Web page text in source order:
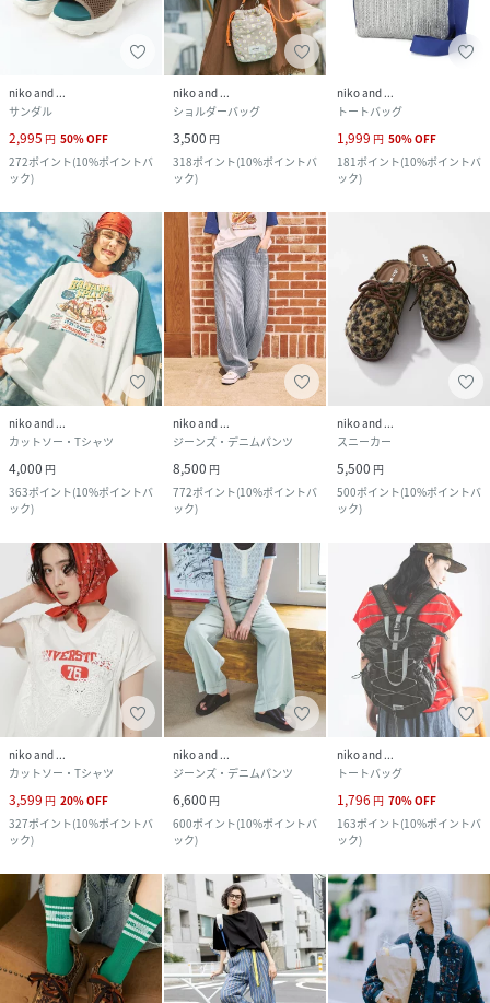
niko and ...
サンダル
2,995 円 50%OFF
272ポイント(10%ポイントバ
ック)
niko and ...
ショルダーバッグ
3,500 円
318ポイント(10%ポイントバ
ック)
niko and ...
トートバッグ
1,999 円 50%OFF
181 ポイント(10%ポイントバ
ック)
niko and ...
カットソー・Tシャツ
4,000 円
363ポイント(10%ポイントバ
ック)
niko and ...
ジーンズ・デニムパンツ
8,500 円
772ポイント(10%ポイントバ
ック)
niko and ...
スニーカー
5,500 円
500ポイント(10%ポイントバ
ック)
niko and ...
カットソー・Tシャツ
3,599 円 20%OFF
327ポイント(10%ポイントバ
ック)
niko and ...
ジーンズ・デニムパンツ
6,600 円
600ポイント(10%ポイントバ
ック)
niko and ...
トートバッグ
1,796 円 70%OFF
163ポイント(10%ポイントバ
ック)